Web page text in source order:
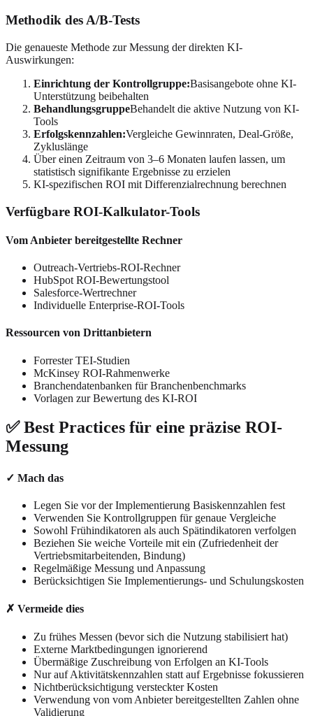
Methodik des A/B-Tests
Die genaueste Methode zur Messung der direkten KI-
Auswirkungen:
Einrichtung der Kontrollgruppe:Basisangebote ohne KI-
Unterstützung beibehalten
BehandlungsgruppeBehandelt die aktive Nutzung von KI-
Tools
Erfolgskennzahlen:Vergleiche Gewinnraten, Deal-Größe,
Zykluslänge
Über einen Zeitraum von 3–6 Monaten laufen lassen, um
statistisch signifikante Ergebnisse zu erzielen
KI-spezifischen ROI mit Differenzialrechnung berechnen
Verfügbare ROI-Kalkulator-Tools
Vom Anbieter bereitgestellte Rechner
Outreach-Vertriebs-ROI-Rechner
HubSpot ROI-Bewertungstool
Salesforce-Wertrechner
Individuelle Enterprise-ROI-Tools
Ressourcen von Drittanbietern
Forrester TEI-Studien
McKinsey ROI-Rahmenwerke
Branchendatenbanken für Branchenbenchmarks
Vorlagen zur Bewertung des KI-ROI
✅ Best Practices für eine präzise ROI-
Messung
✓ Mach das
Legen Sie vor der Implementierung Basiskennzahlen fest
Verwenden Sie Kontrollgruppen für genaue Vergleiche
Sowohl Frühindikatoren als auch Spätindikatoren verfolgen
Beziehen Sie weiche Vorteile mit ein (Zufriedenheit der
Vertriebsmitarbeitenden, Bindung)
Regelmäßige Messung und Anpassung
Berücksichtigen Sie Implementierungs- und Schulungskosten
✗ Vermeide dies
Zu frühes Messen (bevor sich die Nutzung stabilisiert hat)
Externe Marktbedingungen ignorierend
Übermäßige Zuschreibung von Erfolgen an KI-Tools
Nur auf Aktivitätskennzahlen statt auf Ergebnisse fokussieren
Nichtberücksichtigung versteckter Kosten
Verwendung von vom Anbieter bereitgestellten Zahlen ohne
Validierung